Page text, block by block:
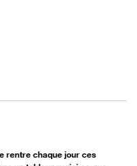
cette
rentre chaque jour ces